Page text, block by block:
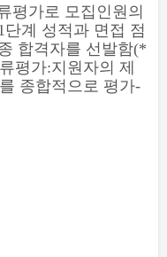
평가로 모집인원의
단계 성적과 면접 점
합격자를 선발함(*
평가:지원자의 제
를 종합적으로 평가-